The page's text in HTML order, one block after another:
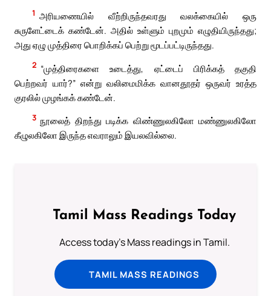
1 அரியணையில் வீற்றிருந்தவரது வலக்கையில் ஒரு
சுருளேட்டைக் கண்டேன். அதில் உள்ளும் புறமும் எழுதியிருந்தது;
அது ஏழு முத்திரை பொறிக்கப் பெற்று மூடப்பட்டிருந்தது.
2 “முத்திரைகளை உடைத்து, ஏட்டைப் பிரிக்கத் தகுதி
பெற்றவர் யார்?” என்று வலிமைமிக்க வானதூதர் ஒருவர் உரத்த
குரலில் முழங்கக் கண்டேன்.
3 நூலைத் திறந்து படிக்க விண்ணுலகிலோ மண்ணுலகிலோ
கீழுலகிலோ இருந்த எவராலும் இயலவில்லை.
Tamil Mass Readings Today
Access today's Mass readings in Tamil.
TAMIL MASS READINGS